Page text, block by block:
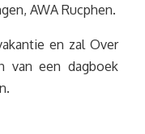
AWA Rucphen.
en zal Over
van een dagboek